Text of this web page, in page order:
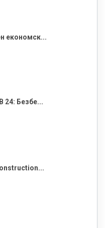
економск...
24: Безбе...